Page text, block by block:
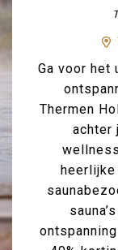
Ga voor het
Thermen
achter